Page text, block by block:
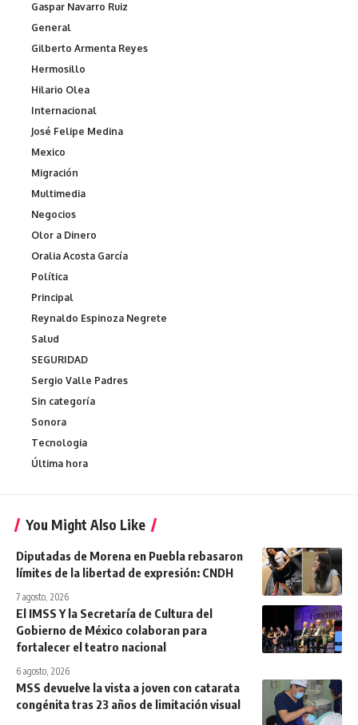
Gaspar Navarro Ruiz
General
Gilberto Armenta Reyes
Hermosillo
Hilario Olea
Internacional
José Felipe Medina
Mexico
Migración
Multimedia
Negocios
Olor a Dinero
Oralia Acosta García
Política
Principal
Reynaldo Espinoza Negrete
Salud
SEGURIDAD
Sergio Valle Padres
Sin categoría
Sonora
Tecnologia
Última hora
You Might Also Like
Diputadas de Morena en Puebla rebasaron
límites de la libertad de expresión: CNDH
7 agosto, 2026
El IMSS Y la Secretaría de Cultura del
Gobierno de México colaboran para
fortalecer el teatro nacional
6 agosto, 2026
MSS devuelve la vista a joven con catarata
congénita tras 23 años de limitación visual